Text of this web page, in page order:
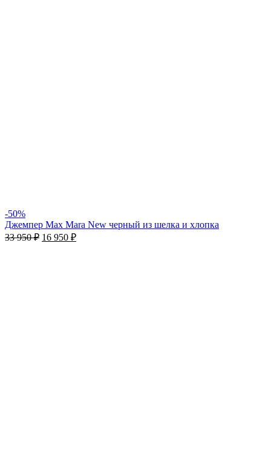
-50%
Джемпер Max Mara New черный из шелка и хлопка
33 950₽ 16 950 ₽